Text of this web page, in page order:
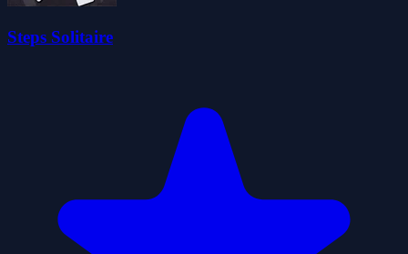
Steps Solitaire